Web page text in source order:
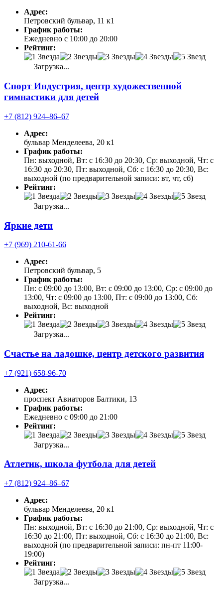
Адрес:
Петровский бульвар, 11 к1
График работы:
Ежедневно с 10:00 до 20:00
Рейтинг:
Загрузка...
Спорт Индустрия, центр художественной
гимнастики для детей
+7 (812) 924‒86‒67
Адрес:
бульвар Менделеева, 20 к1
График работы:
Пн: выходной, Вт: с 16:30 до 20:30, Ср: выходной, Чт: с
16:30 до 20:30, Пт: выходной, Сб: с 16:30 до 20:30, Вс:
выходной (по предварительной записи: вт, чт, сб)
Рейтинг:
Загрузка...
Яркие дети
+7 (969) 210-61-66
Адрес:
Петровский бульвар, 5
График работы:
Пн: с 09:00 до 13:00, Вт: с 09:00 до 13:00, Ср: с 09:00 до
13:00, Чт: с 09:00 до 13:00, Пт: с 09:00 до 13:00, Сб:
выходной, Вс: выходной
Рейтинг:
Загрузка...
Счастье на ладошке, центр детского развития
+7 (921) 658-96-70
Адрес:
проспект Авиаторов Балтики, 13
График работы:
Ежедневно с 09:00 до 21:00
Рейтинг:
Загрузка...
Атлетик, школа футбола для детей
+7 (812) 924‒86‒67
Адрес:
бульвар Менделеева, 20 к1
График работы:
Пн: выходной, Вт: с 16:30 до 21:00, Ср: выходной, Чт: с
16:30 до 21:00, Пт: выходной, Сб: с 16:30 до 21:00, Вс:
выходной (по предварительной записи: пн-пт 11:00-
19:00)
Рейтинг:
Загрузка...